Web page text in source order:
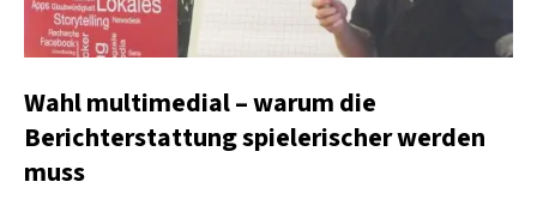
Wahl multimedial – warum die
Berichterstattung spielerischer werden
muss